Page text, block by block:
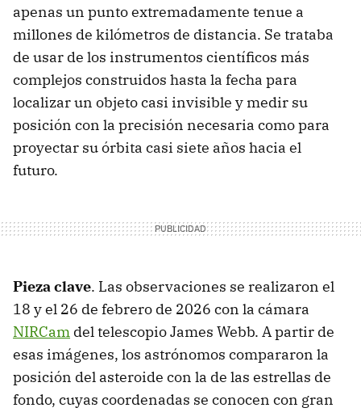
apenas un punto extremadamente tenue a
millones de kilómetros de distancia. Se trataba
de usar de los instrumentos científicos más
complejos construidos hasta la fecha para
localizar un objeto casi invisible y medir su
posición con la precisión necesaria como para
proyectar su órbita casi siete años hacia el
futuro.
Pieza clave. Las observaciones se realizaron el
18 y el 26 de febrero de 2026 con la cámara
NIRCam del telescopio James Webb. A partir de
esas imágenes, los astrónomos compararon la
posición del asteroide con la de las estrellas de
fondo, cuyas coordenadas se conocen con gran